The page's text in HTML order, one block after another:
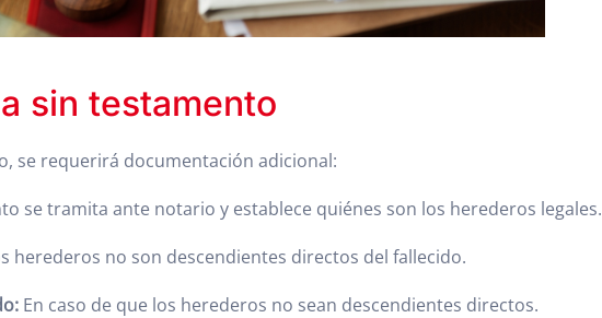
sin testamento
se requerirá documentación adicional:
se tramita ante notario y establece quiénes son los herederos legales.
herederos no son descendientes directos del fallecido.
En caso de que los herederos no sean descendientes directos.